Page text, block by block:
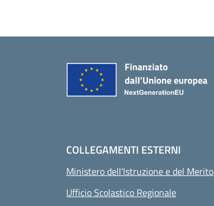
COLLEGAMENTI ESTERNI
Ministero dell'Istruzione e del Merito
Ufficio Scolastico Regionale